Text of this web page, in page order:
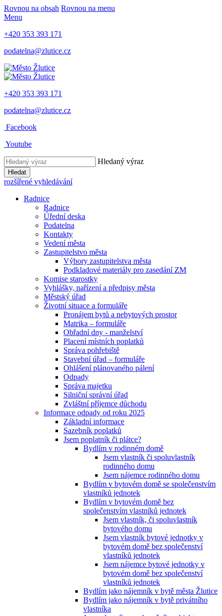
Rovnou na obsah Rovnou na menu
Menu
+420 353 393 171
podatelna@zlutice.cz
+420 353 393 171
podatelna@zlutice.cz
Facebook
Youtube
Hledaný výraz
Hledat
rozšířené vyhledávání
Radnice
Radnice
Úřední deska
Podatelna
Kontakty
Vedení města
Zastupitelstvo města
Výbory zastupitelstva města
Podkladové materiály pro zasedání ZM
Komise starostky
Vyhlášky, nařízení a předpisy města
Městský úřad
Životní situace a formuláře
Pronájem bytů a nebytových prostor
Matrika – formuláře
Obřadní dny - manželství
Placení místních poplatků
Správa pohřebiště
Stavební úřad – formuláře
Ohlášení plánovaného pálení
Odpady
Správa majetku
Silniční správní úřad
Zvláštní příjemce důchodu
Informace odpady od roku 2025
Základní informace
Sazebník poplatků
Jsem poplatník či plátce?
Bydlím v rodinném domě
Jsem vlastník či spoluvlastník
rodinného domu
Jsem nájemce rodinného domu
Bydlím v bytovém domě se společenstvím
vlastníků jednotek
Bydlím v bytovém domě bez
společenstvím vlastníků jednotek
Jsem vlastník, či spoluvlastník
bytového domu
Jsem vlastník bytové jednotky v
bytovém domě bez společenství
vlastníků jednotek
Jsem nájemce bytové jednotky v
bytovém domě bez společenství
vlastníků jednotek
Bydlím jako nájemník v bytě města Žlutice
Bydlím jako nájemník v bytě privátního
vlastníka